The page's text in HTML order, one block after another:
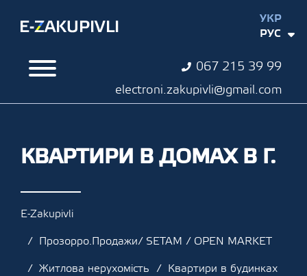
067 215 39 99
electroni.zakupivli@gmail.com
УКР
РУС
КВАРТИРИ В ДОМАХ В Г.
E-Zakupivli
Прозорро.Продажи/ SETAM / OPEN MARKET
Житлова нерухомість
Квартири в будинках